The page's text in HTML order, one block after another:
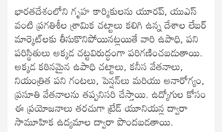
భారతదేశంలోని గృహ కార్మికులను యూరప్, యుఎస్
వంటి ప్రగతిశీల శ్రామిక చట్టాలు కలిగి ఉన్న దేశాల లేబర్
మార్కెట్‌లకు తీసుకొనిపోయినట్లయితే వారి ఉపాధి, పని
పరిస్థితులు అక్కడ చట్టవిరుద్ధంగా పరిగణించబడుతాయి.
అక్కడ కఠినమైన ఉపాధి చట్టాలు, కనీస వేతనాలు,
నియంత్రిత పని గంటలు, పెన్షన్‌లు మరియు అనారోగ్యం,
ప్రసూతి వేతనాలను తప్పనిసరి చేస్తాయి. ఉద్యోగుల కోసం
ఈ ప్రయోజనాలు తరచుగా ట్రేడ్ యూనియన్ల ద్వారా
సామూహిక ఉద్యమాల ద్వారా పొందబడతాయి.